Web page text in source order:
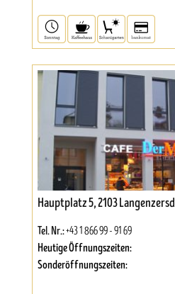
Hauptplatz 5, 2103
Tel. Nr.:+43 1 866 99 - 91 69
Heutige Öffnungszeiten:
Sonderöffnungszeiten: